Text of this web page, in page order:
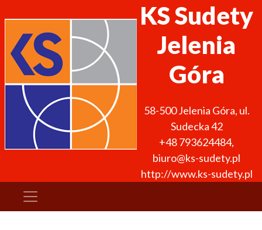
KS Sudety
Jelenia
Góra
58-500 Jelenia Góra, ul.
Sudecka 42
+48 793624484,
biuro@ks-sudety.pl
http://www.ks-sudety.pl